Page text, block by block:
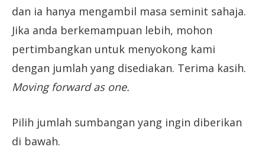
dan ia hanya mengambil masa seminit sahaja.
Jika anda berkemampuan lebih, mohon
pertimbangkan untuk menyokong kami
dengan jumlah yang disediakan. Terima kasih.
Moving forward as one.
Pilih jumlah sumbangan yang ingin diberikan
di bawah.